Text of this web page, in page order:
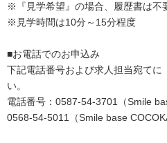
※『見学希望』の場合、履歴書は不
※見学時間は10分～15分程度
■お電話でのお申込み
下記電話番号および求人担当宛てに
い。
電話番号：0587-54-3701（Smile
0568-54-5011（Smile base